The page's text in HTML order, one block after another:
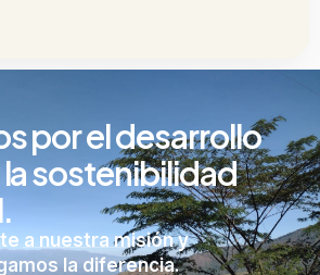
por el desarrollo
sostenibilidad
a nuestra misión y
la diferencia.